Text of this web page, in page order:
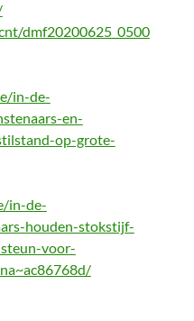
dmf20200625_0500
in-de-
en-
op-grote-
in-de-
houden-stokstijf-
voor-